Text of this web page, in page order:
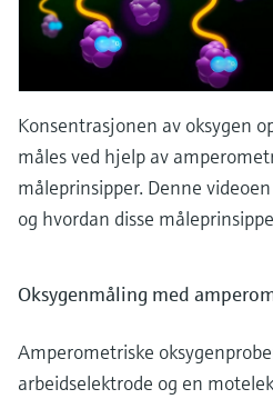
Konsentrasjonen av oksygen
måles ved hjelp av
måleprinsipper. Denne
og hvordan disse
Oksygenmåling med
Amperometriske
arbeidselektrode og en